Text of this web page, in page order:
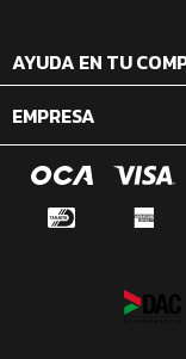
AYUDA EN TU
EMPRESA